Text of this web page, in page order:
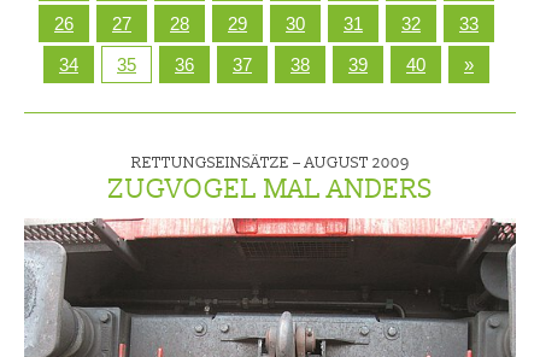
26
27 28 29 30 31 32
33
34
35 36 37 38 39 40 »
RETTUNGSEINSÄTZE –AUGUST 2009
ZUGVOGEL MAL ANDERS